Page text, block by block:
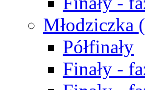
Młodziczka
Półfinały
Finały -